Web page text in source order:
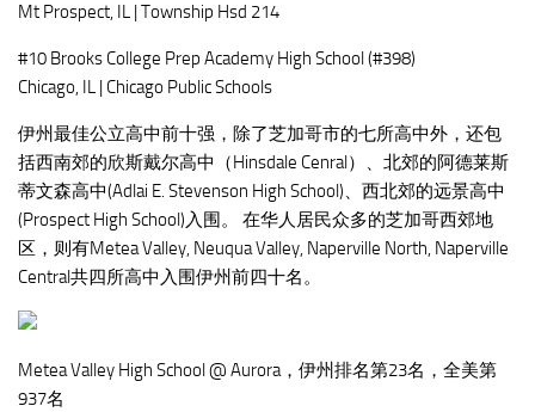
Mt Prospect, IL | Township Hsd 214
#10 Brooks College Prep Academy High School (#398)
Chicago, IL | Chicago Public Schools
伊州最佳公立高中前十强，除了芝加哥市的七所高中外，还包
括西南郊的欣斯戴尔高中（Hinsdale Cenral）、北郊的阿德莱斯
蒂文森高中(Adlai E. Stevenson High School)、西北郊的远景高中
(Prospect High School)入围。 在华人居民众多的芝加哥西郊地
区，则有Metea Valley, Neuqua Valley, Naperville North, Naperville
Central共四所高中入围伊州前四十名。
Metea Valley High School @ Aurora，伊州排名第23名，全美第
937名